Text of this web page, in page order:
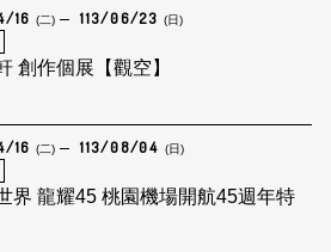
16 (二) 113/06/23 (日)
創作個展【觀空】
16 (二) 113/08/04 (日)
界 龍耀45 桃園機場開航45週年特